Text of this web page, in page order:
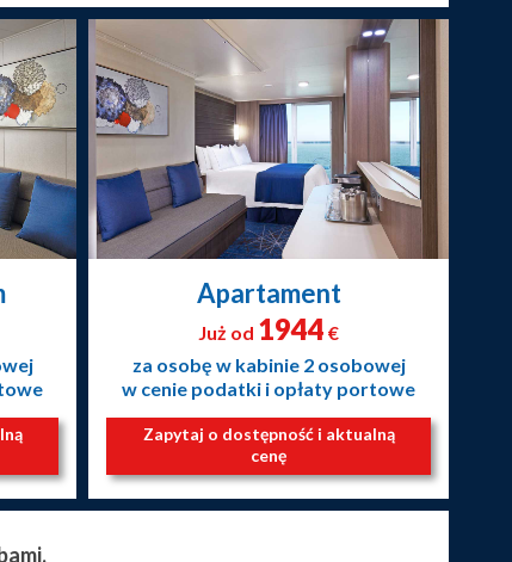
Apartament
Już od 1944 €
za osobę w kabinie 2 osobowej
w cenie podatki i opłaty portowe
Zapytaj o dostępność i aktualną
cenę